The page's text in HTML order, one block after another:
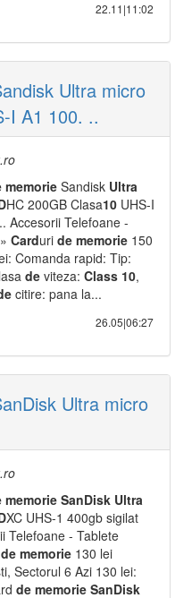
22.11|11:02
Ultra micro
I A1 100. ..
memorie Sandisk Ultra
HC 200GB Clasa10 UHS-I
Accesorii Telefoane -
Carduri de memorie 150
Comanda rapid: Tip:
de viteza: Class 10,
citire: pana la...
26.05|06:27
Ultra micro
memorie SanDisk Ultra
XC UHS-1 400gb sigilat
Telefoane - Tablete
de memorie 130 lei
Sectorul 6 Azi 130 lei:
de memorie SanDisk